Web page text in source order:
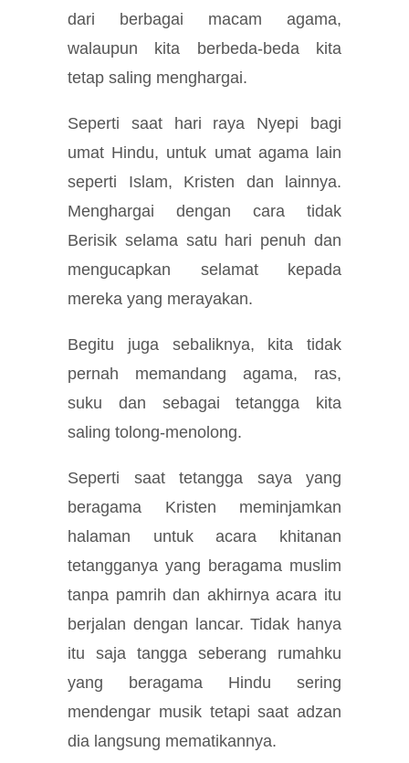
dari berbagai macam agama,
walaupun kita berbeda-beda kita
tetap saling menghargai.
Seperti saat hari raya Nyepi bagi
umat Hindu, untuk umat agama lain
seperti Islam, Kristen dan lainnya.
Menghargai dengan cara tidak
Berisik selama satu hari penuh dan
mengucapkan selamat kepada
mereka yang merayakan.
Begitu juga sebaliknya, kita tidak
pernah memandang agama, ras,
suku dan sebagai tetangga kita
saling tolong-menolong.
Seperti saat tetangga saya yang
beragama Kristen meminjamkan
halaman untuk acara khitanan
tetangganya yang beragama muslim
tanpa pamrih dan akhirnya acara itu
berjalan dengan lancar. Tidak hanya
itu saja tangga seberang rumahku
yang beragama Hindu sering
mendengar musik tetapi saat adzan
dia langsung mematikannya.